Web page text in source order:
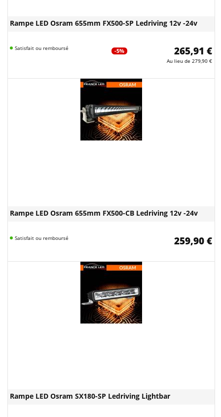
Rampe LED Osram 655mm FX500-SP Ledriving 12v -24v
Satisfait ou remboursé -5% 265,91 €
Au lieu de 279,90 €
Rampe LED Osram 655mm FX500-CB Ledriving 12v -24v
Satisfait ou remboursé 259,90 €
Rampe LED Osram SX180-SP Ledriving Lightbar